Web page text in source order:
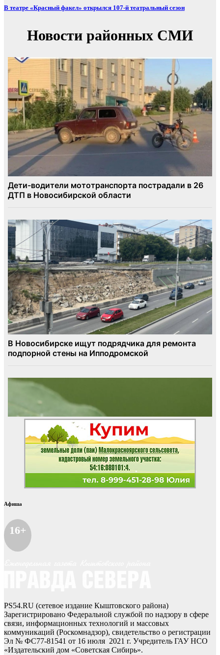
В театре «Красный факел» открылся 107-й театральный сезон
Афиша
16+
PS54.RU (сетевое издание Кыштовского района)
Зарегистрировано Федеральной службой по надзору в сфере
связи, информационных технологий и массовых
коммуникаций (Роскомнадзор), свидетельство о регистрации
Эл № ФС77-81541 от 16 июля 2021 г. Учредитель ГАУ НСО
«Издательский дом «Советская Сибирь».